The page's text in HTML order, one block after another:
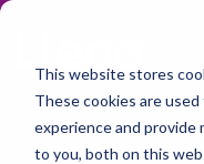
This website stores
These cookies are
experience and provide
to you, both on this